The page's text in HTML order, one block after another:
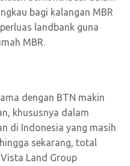
bagi kalangan MBR
landbank guna
MBR.
dengan BTN makin
khususnya dalam
di Indonesia yang masih
sekarang, total
Land Group